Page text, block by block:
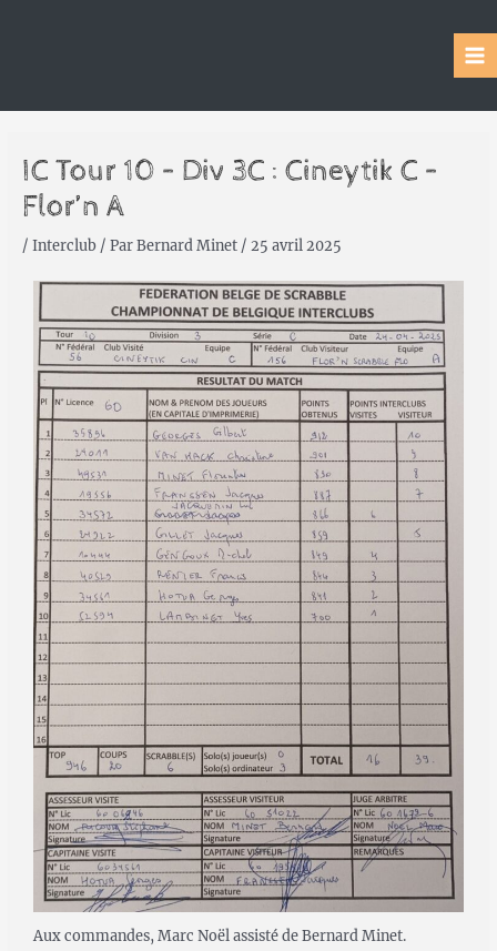
IC Tour 10 – Div 3C : Cineytik C –
Flor’n A
/ Interclub/ ParBernard Minet / 25 avril 2025
Aux commandes, Marc Noël assisté de Bernard Minet.